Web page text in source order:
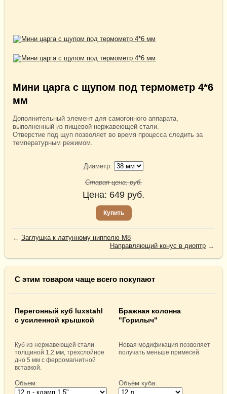
Мини царга с щупом под термометр 4*6
мм
Дополнительный элемент для самогонного аппарата,
выполненный из пищевой нержавеющей стали.
Отверстие под щуп позволяет во время процесса следить за
температурным режимом.
Диаметр:
Старая цена:руб.
Цена: 649 руб.
Купить
←Заглушка к латунному ниппелю М8
Направляющий конус в диоптр→
С этим товаром чаще всего покупают
Перегонный куб luxstahl
с усиленной крышкой
Куб из нержавеющей стали
толщиной 1,2 мм, трехслойное
дно 5 мм с ферромагнитной
вставкой.
Объем:
Бражная колонна
"Горилыч"
Новая модификация позволяет
получать меньше примесей.
Объём куба: